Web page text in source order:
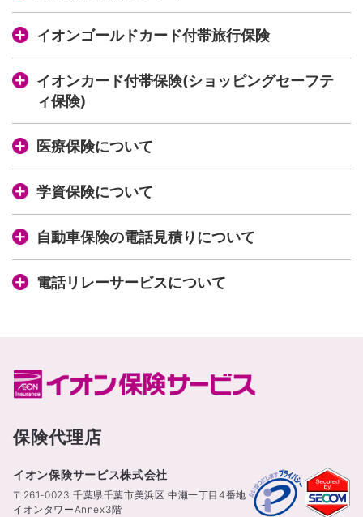
イオンゴールドカード付帯旅行保険
イオンカード付帯保険(ショッピングセーフテ
ィ保険)
医療保険について
学資保険について
自動車保険の電話見積りについて
電話リレーサービスについて
保険代理店
イオン保険サービス株式会社
〒261-0023 千葉県千葉市美浜区 中瀬一丁目4番地
イオンタワーAnnex3階